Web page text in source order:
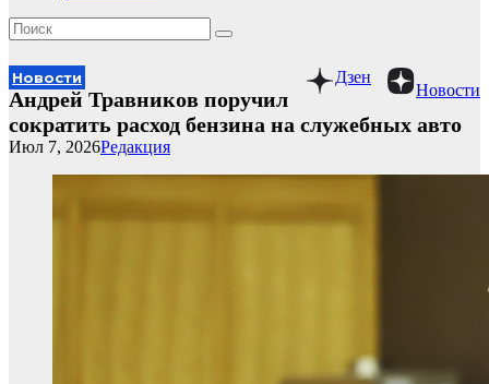
Новости
Дзен
Новости
Андрей Травников поручил
сократить расход бензина на служебных авто
Редакция
Июл 7, 2026